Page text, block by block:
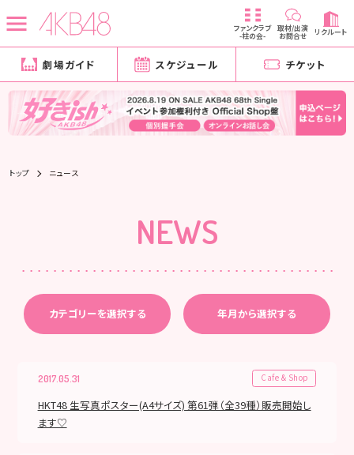
ファンクラブ
-柱の会-
取材/出演
お問合せ リクルート
劇場ガイド スケジュール チケット
トップ ニュース
NEWS
カテゴリーを選択する 年月から選択する
2017.05.31 Cafe & Shop
HKT48 生写真ポスター(A4サイズ) 第61弾（全39種）販売開始し
ます♡